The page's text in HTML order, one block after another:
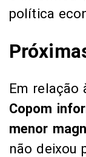
política
Em relação
Copom
menor
não deixou